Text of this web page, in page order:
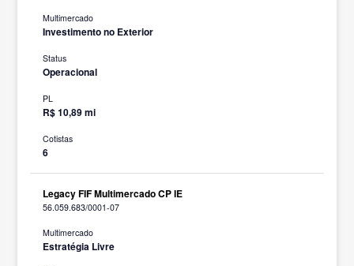
Multimercado
Investimento no Exterior
Status
Operacional
PL
R$ 10,89 mi
Cotistas
6
Legacy FIF Multimercado CP IE
56.059.683/0001-07
Multimercado
Estratégia Livre